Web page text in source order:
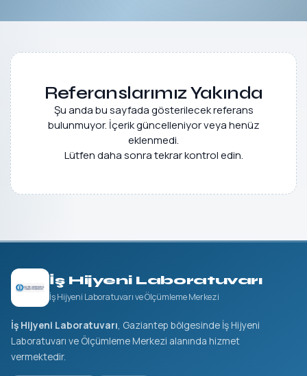
Referanslarımız Yakında
Şu anda bu sayfada gösterilecek referans
bulunmuyor. İçerik güncelleniyor veya henüz
eklenmedi.
Lütfen daha sonra tekrar kontrol edin.
İş Hijyeni Laboratuvarı
İş Hijyeni Laboratuvarı ve Ölçümleme Merkezi
İş Hijyeni Laboratuvarı, Gaziantep bölgesinde İş Hijyeni
Laboratuvarı ve Ölçümleme Merkezi alanında hizmet
vermektedir.